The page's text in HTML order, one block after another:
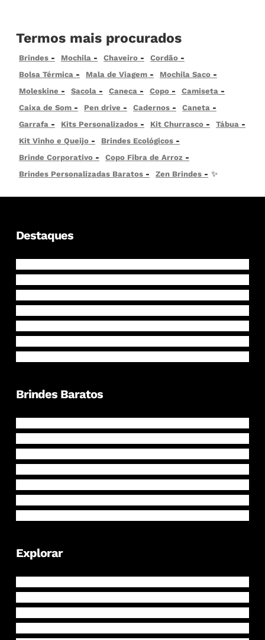
Termos mais procurados
Brindes Mochila Chaveiro
Cordão
Bolsa Térmica
Mala de Viagem
Mochila Saco
Moleskine
Sacola Caneca Copo
Camiseta
Caixa de Som
Pen drive Cadernos
Caneta
Garrafa
Kits Personalizados Kit Churrasco
Tábua
Kit Vinho e Queijo
Brindes Ecológicos
Brinde Corporativo
Copo Fibra de Arroz
Brindes Personalizadas Baratos
Zen Brindes ✨
Destaques
Brindes Baratos
Explorar